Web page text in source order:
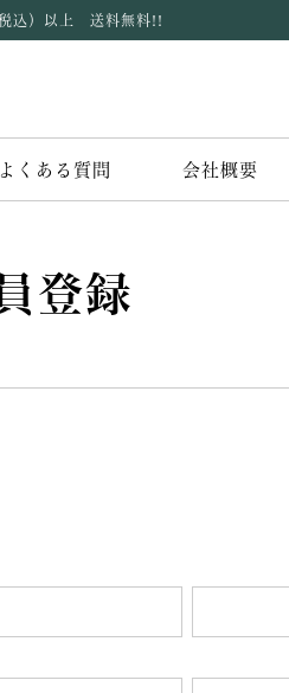
込）以上 送料無料!!
よくある質問 会社概要
登録